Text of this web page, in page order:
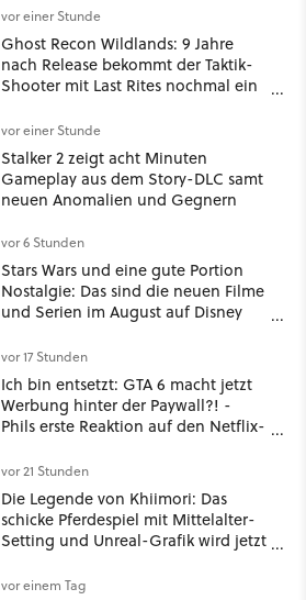
vor einer Stunde
Ghost Recon Wildlands: 9 Jahre
nach Release bekommt der Taktik-
Shooter mit Last Rites nochmal ein
vor einer Stunde
Stalker 2 zeigt acht Minuten
Gameplay aus dem Story-DLC samt
neuen Anomalien und Gegnern
vor 6 Stunden
Stars Wars und eine gute Portion
Nostalgie: Das sind die neuen Filme
und Serien im August auf Disney
vor 17 Stunden
Ich bin entsetzt: GTA 6 macht jetzt
Werbung hinter der Paywall?! -
Phils erste Reaktion auf den Netflix-
vor 21 Stunden
Die Legende von Khiimori: Das
schicke Pferdespiel mit Mittelalter-
Setting und Unreal-Grafik wird jetzt
vor einem Tag